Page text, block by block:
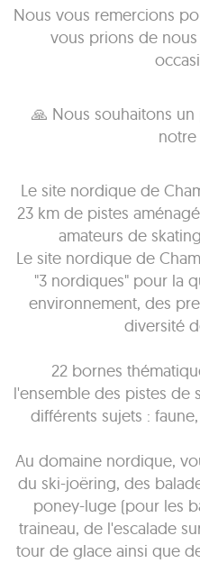
Nous vous remercions
vous prions de
🙏 Nous souhaitons
notre
Le site nordique de
23 km de pistes
amateurs de
Le site nordique de
"3 nordiques" pour la
environnement, des
diversité
22 bornes
l'ensemble des pistes
différents sujets :
Au domaine nordique,
du ski-joëring, des
poney-luge (pour les
traineau, de l'escalade
tour de glace ainsi que